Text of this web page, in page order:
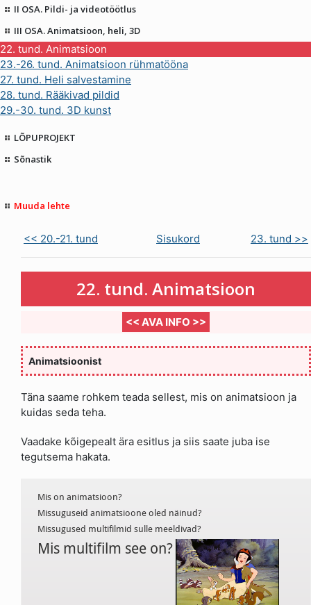
II OSA. Pildi- ja videotöötlus
III OSA. Animatsioon, heli, 3D
22. tund. Animatsioon
23.-26. tund. Animatsioon rühmatööna
27. tund. Heli salvestamine
28. tund. Rääkivad pildid
29.-30. tund. 3D kunst
LÕPUPROJEKT
Sõnastik
Muuda lehte
<< 20.-21. tund Sisukord 23. tund >>
22. tund. Animatsioon
<< AVA INFO >>
Animatsioonist
Täna saame rohkem teada sellest, mis on animatsioon ja
kuidas seda teha.
Vaadake kõigepealt ära esitlus ja siis saate juba ise
tegutsema hakata.